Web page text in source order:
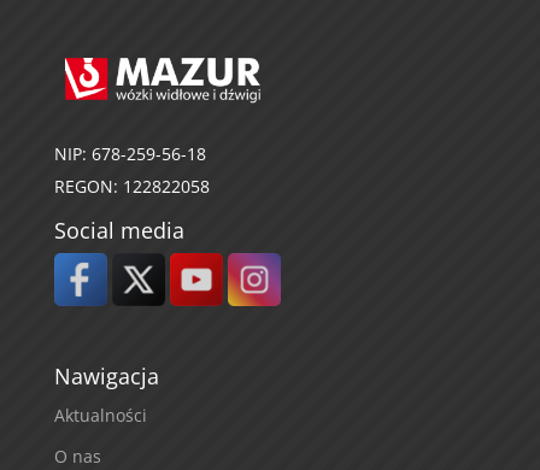
NIP: 678-259-56-18
REGON: 122822058
Social media
Nawigacja
Aktualności
O nas